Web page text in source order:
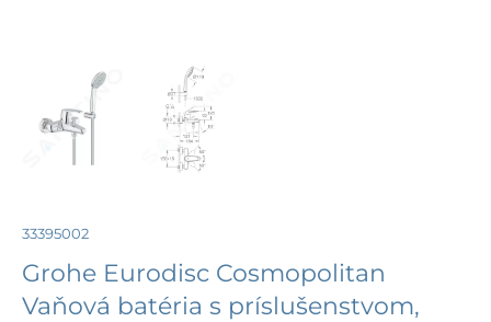
33395002
Grohe Eurodisc Cosmopolitan
Vaňová batéria s príslušenstvom,